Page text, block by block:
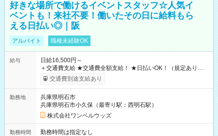
好きな場所で働けるイベントスタッフ☆人気イ
ベントも！来社不要！働いたその日に給料もら
える日払い◎｜阪
アルバイト 職種未経験OK
給与
日給16,500円～
＋交通費支給 ★交通費全額支給！ ★日払いOK！（規定あり） ┗
働いたその日に現金GET♪ お仕事後はコンビニATMから 日払
交通費別途支給あり
勤務地
兵庫県明石市
兵庫県明石市小久保（最寄り駅：西明石駅）
株式会社ワンベルウッズ
勤務時間
勤務時間は指定なし